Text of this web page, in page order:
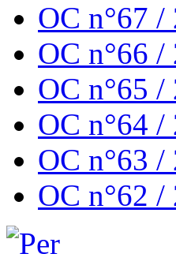
OC n°67
OC n°66
OC n°65
OC n°64
OC n°63
OC n°62